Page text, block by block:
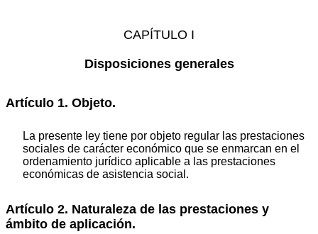
CAPÍTULO I
Disposiciones generales
Artículo 1. Objeto.
La presente ley tiene por objeto regular las prestaciones
sociales de carácter económico que se enmarcan en el
ordenamiento jurídico aplicable a las prestaciones
económicas de asistencia social.
Artículo 2. Naturaleza de las prestaciones y
ámbito de aplicación.